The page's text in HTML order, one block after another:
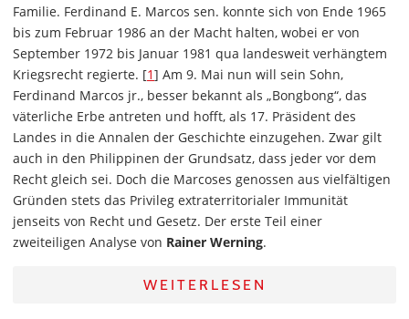
Familie. Ferdinand E. Marcos sen. konnte sich von Ende 1965
bis zum Februar 1986 an der Macht halten, wobei er von
September 1972 bis Januar 1981 qua landesweit verhängtem
Kriegsrecht regierte. [1] Am 9. Mai nun will sein Sohn,
Ferdinand Marcos jr., besser bekannt als „Bongbong“, das
väterliche Erbe antreten und hofft, als 17. Präsident des
Landes in die Annalen der Geschichte einzugehen. Zwar gilt
auch in den Philippinen der Grundsatz, dass jeder vor dem
Recht gleich sei. Doch die Marcoses genossen aus vielfältigen
Gründen stets das Privileg extraterritorialer Immunität
jenseits von Recht und Gesetz. Der erste Teil einer
zweiteiligen Analyse von Rainer Werning.
WEITERLESEN